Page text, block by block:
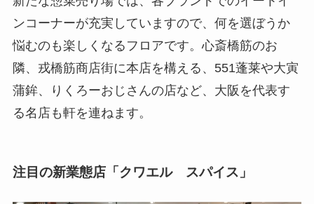
ンコーナーが充実していますので、何を選ぼうか
悩むのも楽しくなるフロアです。心斎橋筋のお
隣、戎橋筋商店街に本店を構える、551蓬莱や大寅
蒲鉾、りくろーおじさんの店など、大阪を代表す
る名店も軒を連ねます。
注目の新業態店「クワエル スパイス」